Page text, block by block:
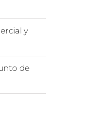
y
de